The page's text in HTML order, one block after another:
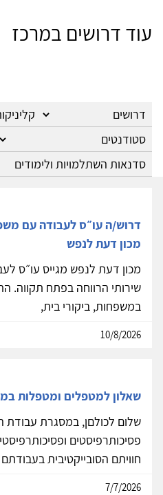
עוד דרושים במרכז
דרוש/ה עו״ס לעבודה עם
מכון דעת לנפש
מכון דעת לנפש מגייס עו״ס
שירותי הרווחה בפתח תקווה.
במשפחות, ביקורי בית,
10/8/2026
שאלון למטפלים ומטפלות
שלום לכולםן, במסגרת עבודת
פסיכותרפיסטים
חוויתם הסובייקטיבית בעבודתם
7/7/2026